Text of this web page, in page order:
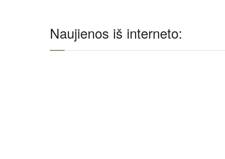
Naujienos iš interneto: